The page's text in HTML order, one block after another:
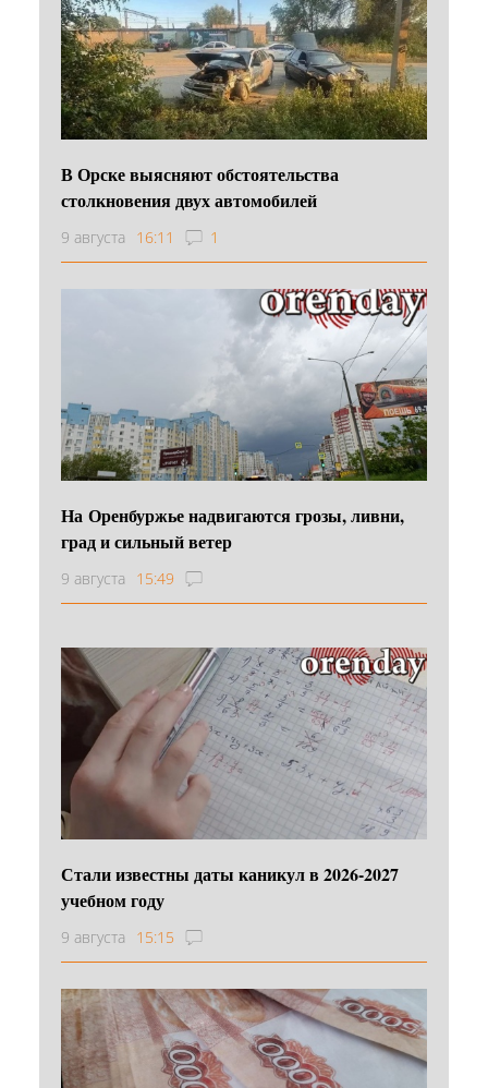
В Орске выясняют обстоятельства
столкновения двух автомобилей
9 августа 16:11 1
На Оренбуржье надвигаются грозы, ливни,
град и сильный ветер
9 августа 15:49
Стали известны даты каникул в 2026-2027
учебном году
9 августа 15:15